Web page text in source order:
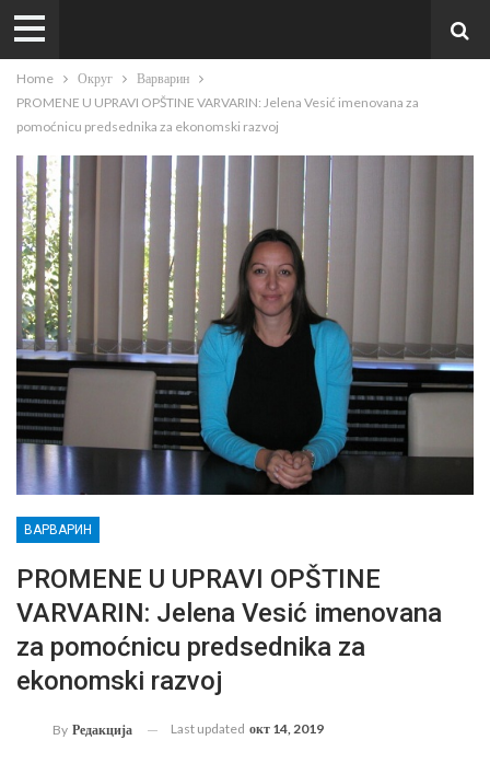
Home Округ
Варварин
PROMENE U UPRAVI OPŠTINE VARVARIN: Jelena Vesić imenovana za
pomoćnicu predsednika za ekonomski razvoj
ВАРВАРИН
PROMENE U UPRAVI OPŠTINE
VARVARIN: Jelena Vesić imenovana
za pomoćnicu predsednika za
ekonomski razvoj
By Редакција Last updated окт 14, 2019